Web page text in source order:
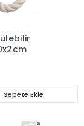
Sepete Ekle